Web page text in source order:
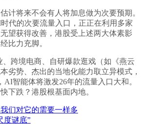
将来不会有人将加息做为次要预期。
代的次要流量入口，正正在利用多家
望获得改善，港股受上述两大体素影
比力充脚。
境电商、自研爆款逛戏（如《燕云
劣势、杰出的当地化能力取立异模式，
AI智能体将激发26年的流量入口大和。
下跌？港股根基面内地。
们对它的需要一样多
度谜底”